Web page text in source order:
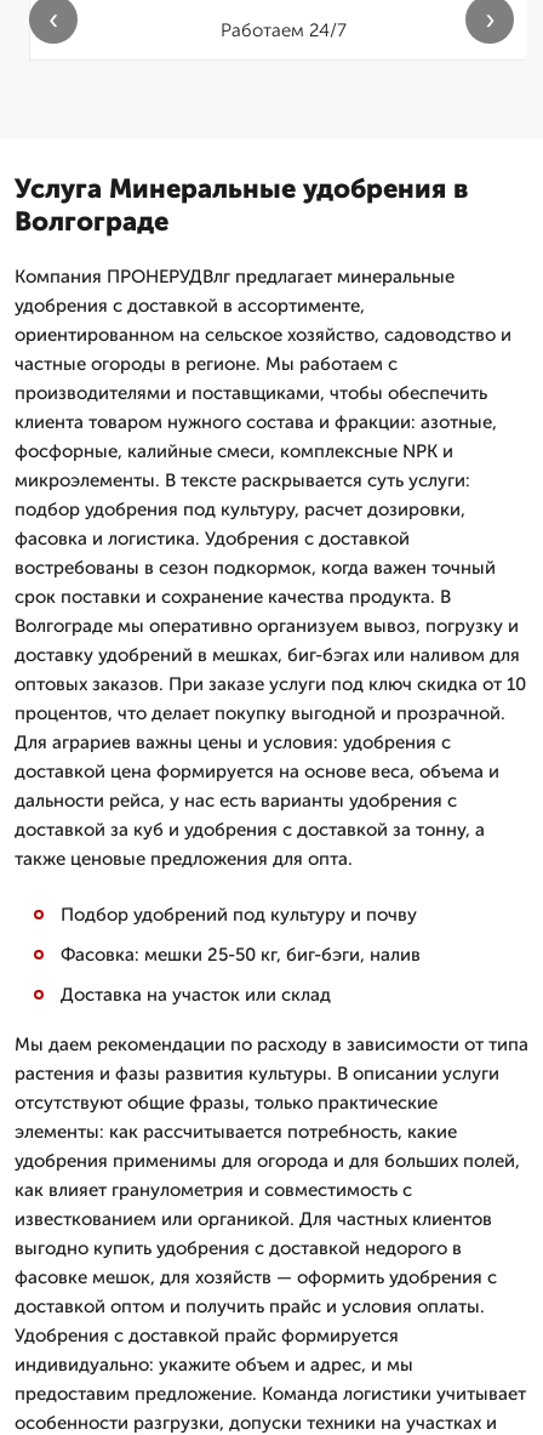
Работаем 24/7
‹ ›
Услуга Минеральные удобрения в
Волгограде
Компания ПРОНЕРУДВлг предлагает минеральные
удобрения с доставкой в ассортименте,
ориентированном на сельское хозяйство, садоводство и
частные огороды в регионе. Мы работаем с
производителями и поставщиками, чтобы обеспечить
клиента товаром нужного состава и фракции: азотные,
фосфорные, калийные смеси, комплексные NPK и
микроэлементы. В тексте раскрывается суть услуги:
подбор удобрения под культуру, расчет дозировки,
фасовка и логистика. Удобрения с доставкой
востребованы в сезон подкормок, когда важен точный
срок поставки и сохранение качества продукта. В
Волгограде мы оперативно организуем вывоз, погрузку и
доставку удобрений в мешках, биг-бэгах или наливом для
оптовых заказов. При заказе услуги под ключ скидка от 10
процентов, что делает покупку выгодной и прозрачной.
Для аграриев важны цены и условия: удобрения с
доставкой цена формируется на основе веса, объема и
дальности рейса, у нас есть варианты удобрения с
доставкой за куб и удобрения с доставкой за тонну, а
также ценовые предложения для опта.
Подбор удобрений под культуру и почву
Фасовка: мешки 25-50 кг, биг-бэги, налив
Доставка на участок или склад
Мы даем рекомендации по расходу в зависимости от типа
растения и фазы развития культуры. В описании услуги
отсутствуют общие фразы, только практические
элементы: как рассчитывается потребность, какие
удобрения применимы для огорода и для больших полей,
как влияет гранулометрия и совместимость с
известкованием или органикой. Для частных клиентов
выгодно купить удобрения с доставкой недорого в
фасовке мешок, для хозяйств — оформить удобрения с
доставкой оптом и получить прайс и условия оплаты.
Удобрения с доставкой прайс формируется
индивидуально: укажите объем и адрес, и мы
предоставим предложение. Команда логистики учитывает
особенности разгрузки, допуски техники на участках и